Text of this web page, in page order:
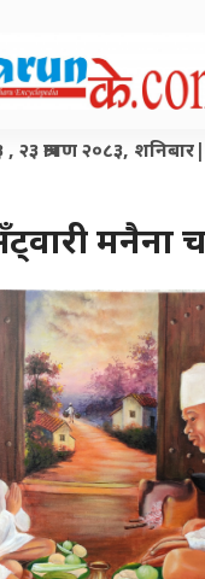
२३ श्रावण २०८३,
मनैना